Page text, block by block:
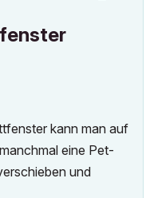
kann man auf
eine Pet-
und